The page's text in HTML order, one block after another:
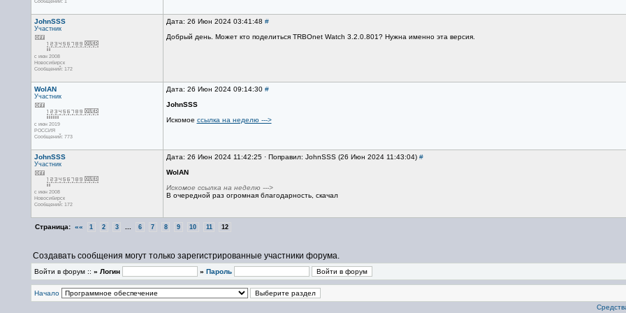
JohnSSS
Участник
с июн 2008
Новосибирск
Сообщений: 172
Дата: 26 Июн 2024 03:41:48 #
Добрый день. Может кто поделиться TRBOnet Watch 3.2.0.801? Нужна именно эта версия.
WolAN
Участник
с июн 2019
РОССИЯ
Сообщений: 773
Дата: 26 Июн 2024 09:14:30 #
JohnSSS
Искомое ссылка на неделю --->
JohnSSS
Участник
с июн 2008
Новосибирск
Сообщений: 172
Дата: 26 Июн 2024 11:42:25 · Поправил: JohnSSS (26 Июн 2024 11:43:04) #
WolAN
Искомое ссылка на неделю --->
В очередной раз огромная благодарность, скачал
Страница: «« 1 2 3 6 7 8 9 10 11 12
Создавать сообщения могут только зарегистрированные участники форума.
Войти в форум :: » Логин » Пароль
Начало